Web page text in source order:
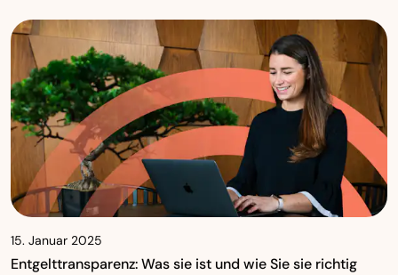
15. Januar 2025
Entgelttransparenz: Was sie ist und wie Sie sie richtig